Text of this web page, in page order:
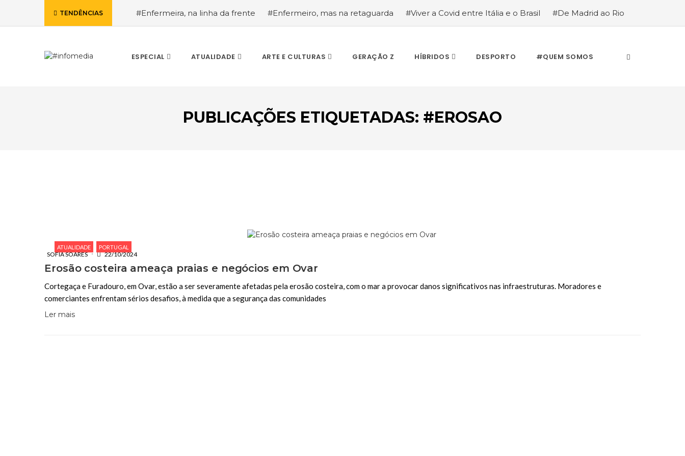
TENDÊNCIAS #Enfermeira, na linha da frente #Enfermeiro, mas na retaguarda #Viver a Covid entre Itália e o Brasil
#De Madrid ao Rio
ESPECIAL ATUALIDADE ARTE E CULTURAS GERAÇÃO Z HÍBRIDOS DESPORTO #QUEM SOMOS
PUBLICAÇÕES ETIQUETADAS: #EROSAO
ATUALIDADE PORTUGAL
SOFIA SOARES 22/10/2024
Erosão costeira ameaça praias e negócios em Ovar
Cortegaça e Furadouro, em Ovar, estão a ser severamente afetadas pela erosão costeira, com o mar a provocar danos significativos nas infraestruturas. Moradores e
comerciantes enfrentam sérios desafios, à medida que a segurança das comunidades
Ler mais